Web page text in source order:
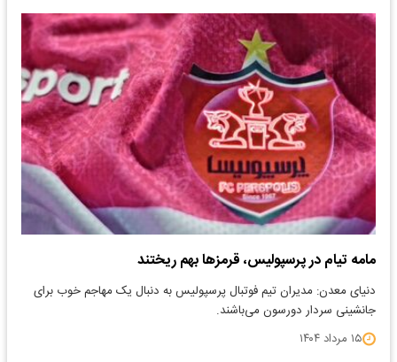
مامه تیام در پرسپولیس، قرمزها بهم ریختند
دنیای معدن: مدیران تیم فوتبال پرسپولیس به دنبال یک مهاجم خوب برای
جانشینی سردار دورسون می‌باشند.
۱۵ مرداد ۱۴۰۴